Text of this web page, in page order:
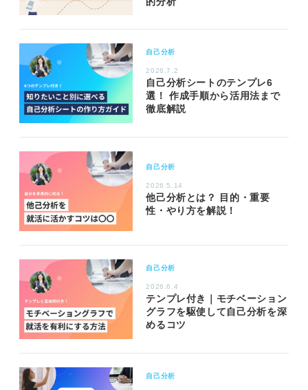
自己分析
2026.7.2
自己分析シートのテンプレ6
選！ 作成手順から活用法まで
徹底解説
自己分析
2026.5.14
他己分析とは？ 目的・重要
性・やり方を解説！
自己分析
2026.6.4
テンプレ付き｜モチベーション
グラフを駆使して自己分析を深
めるコツ
自己分析